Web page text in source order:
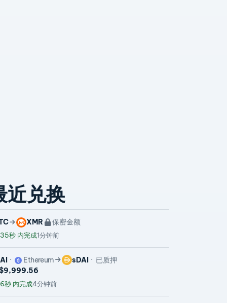
近兑换
XMR 保密金额
秒 内完成1分钟前
Ethereum sDAI
已质押
秒 内完成4分钟前